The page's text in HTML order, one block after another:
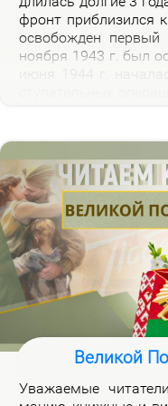
фронт при­бли­зил­ся
осво­бож­ден
но­яб­ря 1943 г. был
за­хват­чи­ков с
Великой
Ува­жа­е­мые